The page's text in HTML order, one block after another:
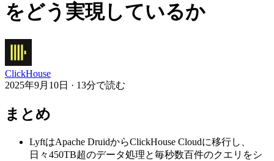
をどう実現しているか
ClickHouse
2025年9月10日 · 13分で読む
まとめ
LyftはApache DruidからClickHouse Cloudに移行し、
日々450TB超のデータ処理と毎秒数百件のクエリをシ